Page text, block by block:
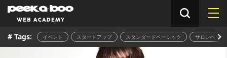
# Tags: イベント スタートアップ スタンダードベーシック サロンベーシ